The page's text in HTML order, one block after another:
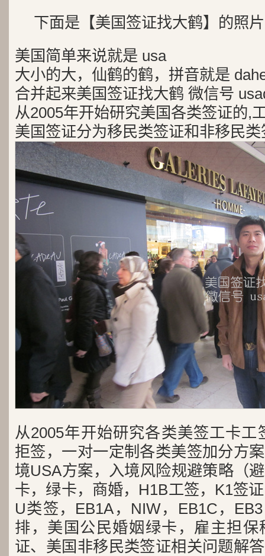
下面是【美国签证找大鹤】的照片
美国简单来说就是 usa
大小的大，仙鹤的鹤，拼音就是
合并起来美国签证找大鹤 微信号
从2005年开始研究美国各类签证的,
美国签证分为移民类签证和非移民
从2005年开始研究各类美签工卡工
拒签，一对一定制各类美签加分方
境USA方案，入境风险规避策略（
卡，绿卡，商婚，H1B工签，K1签
U类签，EB1A，NIW，EB1C，
排，美国公民婚姻绿卡，雇主担
证、美国非移民类签证相关问题解